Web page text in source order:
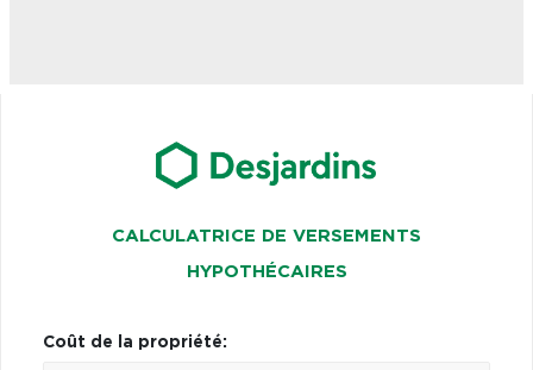
CALCULATRICE DE VERSEMENTS
HYPOTHÉCAIRES
Coût de la propriété: